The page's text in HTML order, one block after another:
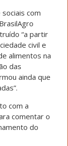
com
“a partir
civil e
alimentos na
das
ainda que
com a
comentar o
do